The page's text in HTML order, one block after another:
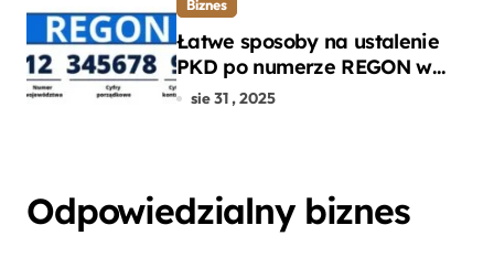
Biznes
Łatwe sposoby na ustalenie
PKD po numerze REGON w
kilku prostych krokach
sie 31 , 2025
Odpowiedzialny biznes